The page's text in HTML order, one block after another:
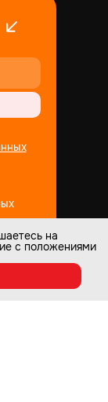
на
с положениями